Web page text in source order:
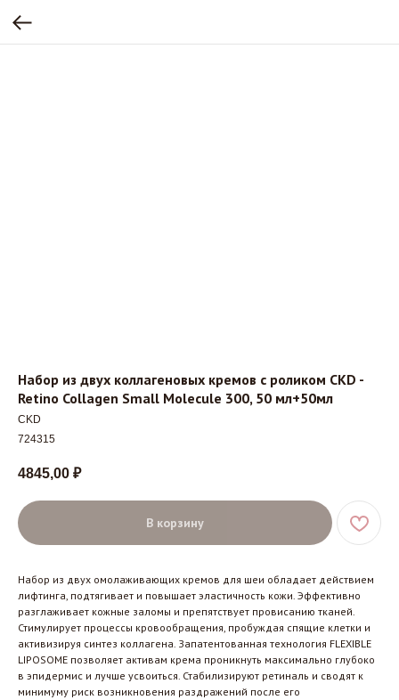
Набор из двух коллагеновых кремов с роликом CKD -
Retino Collagen Small Molecule 300, 50 мл+50мл
CKD
724315
4845,00 ₽
В корзину
Набор из двух омолаживающих кремов для шеи обладает действием
лифтинга, подтягивает и повышает эластичность кожи. Эффективно
разглаживает кожные заломы и препятствует провисанию тканей.
Стимулирует процессы кровообращения, пробуждая спящие клетки и
активизируя синтез коллагена. Запатентованная технология FLEXIBLE
LIPOSOME позволяет активам крема проникнуть максимально глубоко
в эпидермис и лучше усвоиться. Стабилизируют ретиналь и сводят к
минимуму риск возникновения раздражений после его